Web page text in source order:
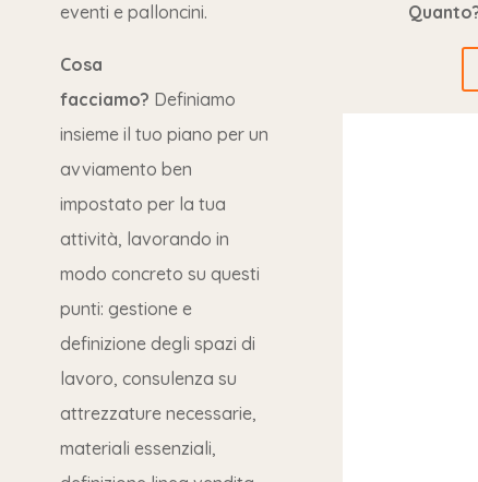
eventi e palloncini.
Cosa
facciamo? Definiamo
insieme il tuo piano per un
avviamento ben
impostato per la tua
attività, lavorando in
modo concreto su questi
punti: gestione e
definizione degli spazi di
lavoro, consulenza su
attrezzature necessarie,
materiali essenziali,